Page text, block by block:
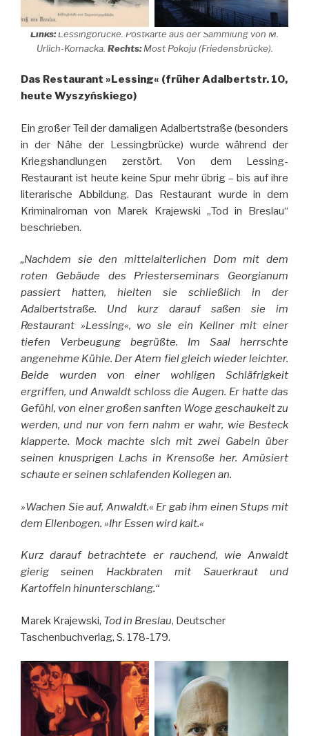
Links:Lessingbrücke. Postkarte aus der Sammlung von M.
Urlich-Kornacka. Rechts:Most Pokoju (Friedensbrücke).
Das Restaurant »Lessing« (früher Adalbertstr. 10,
heute Wyszyńskiego)
Ein großer Teil der damaligen Adalbertstraße (besonders
in der Nähe der Lessingbrücke) wurde während der
Kriegshandlungen zerstört. Von dem Lessing-
Restaurant ist heute keine Spur mehr übrig – bis auf ihre
literarische Abbildung. Das Restaurant wurde in dem
Kriminalroman von Marek Krajewski „Tod in Breslau“
beschrieben.
„Nachdem sie den mittelalterlichen Dom mit dem
roten Gebäude des Priesterseminars Georgianum
passiert hatten, hielten sie schließlich in der
Adalbertstraße. Und kurz darauf saßen sie im
Restaurant »Lessing«, wo sie ein Kellner mit einer
tiefen Verbeugung begrüßte. Im Saal herrschte
angenehme Kühle. Der Atem fiel gleich wieder leichter.
Beide wurden von einer wohligen Schläfrigkeit
ergriffen, und Anwaldt schloss die Augen. Er hatte das
Gefühl, von einer großen sanften Woge geschaukelt zu
werden, und nur von fern nahm er wahr, wie Besteck
klapperte. Mock machte sich mit zwei Gabeln über
seinen knusprigen Lachs in Krensoße her. Amüsiert
schaute er seinen schlafenden Kollegen an.
»Wachen Sie auf, Anwaldt.« Er gab ihm einen Stups mit
dem Ellenbogen. »Ihr Essen wird kalt.«
Kurz darauf betrachtete er rauchend, wie Anwaldt
gierig seinen Hackbraten mit Sauerkraut und
Kartoffeln hinunterschlang.“
Marek Krajewski, Tod in Breslau, Deutscher
Taschenbuchverlag, S. 178-179.